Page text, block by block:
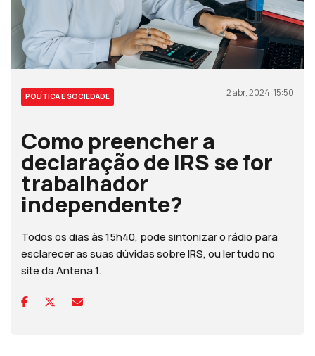
POLÍTICA E SOCIEDADE 2 abr, 2024, 15:50
Como preencher a
declaração de IRS se for
trabalhador
independente?
Todos os dias às 15h40, pode sintonizar o rádio para
esclarecer as suas dúvidas sobre IRS, ou ler tudo no
site da Antena 1.